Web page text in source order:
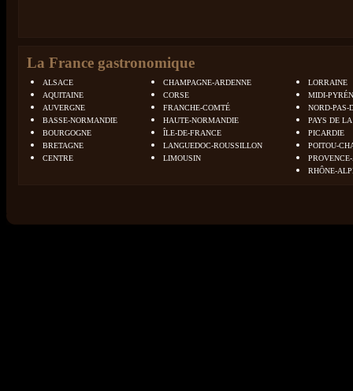
La France gastronomique
ALSACE
AQUITAINE
AUVERGNE
BASSE-NORMANDIE
BOURGOGNE
BRETAGNE
CENTRE
CHAMPAGNE-ARDENNE
CORSE
FRANCHE-COMTÉ
HAUTE-NORMANDIE
ÎLE-DE-FRANCE
LANGUEDOC-ROUSSILLON
LIMOUSIN
LORRAINE
MIDI-
NORD-PAS-
PAYS DE
PICARDIE
POITOU-
RHÔNE-